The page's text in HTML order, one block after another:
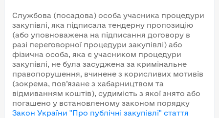
Службова (посадова) особа учасника процедури
закупівлі, яка підписала тендерну пропозицію
(або уповноважена на підписання договору в
разі переговорної процедури закупівлі) або
фізична особа, яка є учасником процедури
закупівлі, не була засуджена за кримінальне
правопорушення, вчинене з корисливих мотивів
(зокрема, пов’язане з хабарництвом та
відмиванням коштів), судимість з якої знято або
погашено у встановленому законом порядку
Закон України "Про публічні закупівлі" стаття